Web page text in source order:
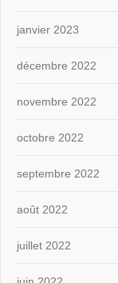
janvier 2023
décembre 2022
novembre 2022
octobre 2022
septembre 2022
août 2022
juillet 2022